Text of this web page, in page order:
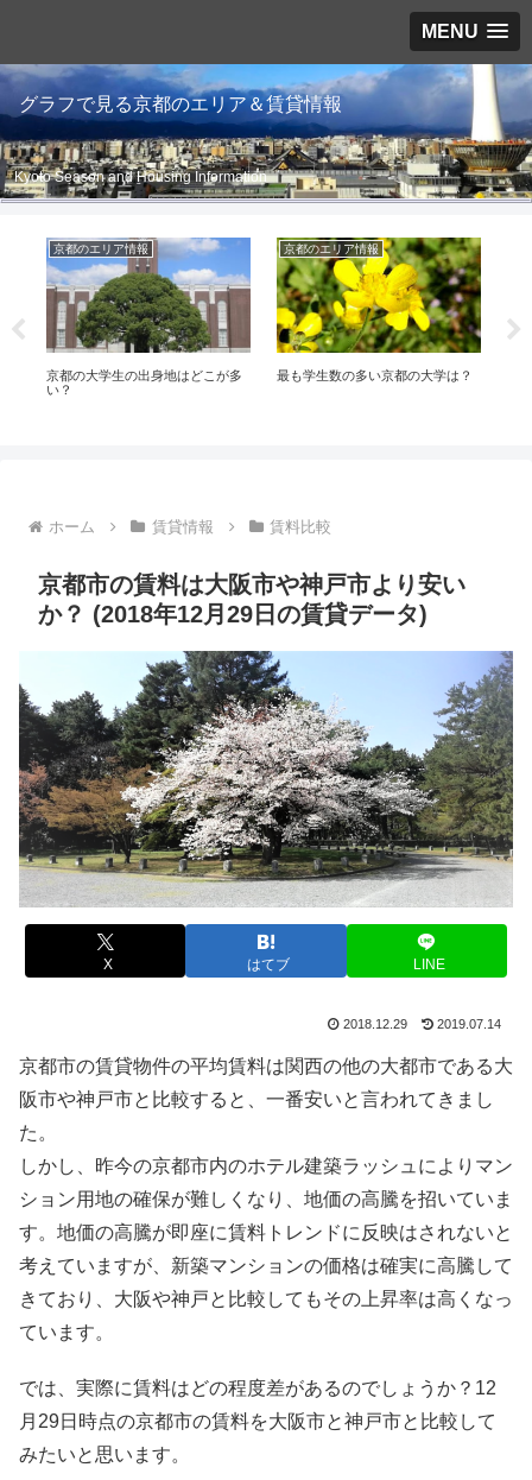
MENU
グラフで見る京都のエリア＆賃貸情報
Kyoto Season and Housing Information
京都のエリア情報
京都の大学生の出身地はどこが多
い？
京都のエリア情報
最も学生数の多い京都の大学は？
ホーム 賃貸情報 賃料比較
京都市の賃料は大阪市や神戸市より安い
か？ (2018年12月29日の賃貸データ)
X はてブ LINE
2018.12.29 2019.07.14
京都市の賃貸物件の平均賃料は関西の他の大都市である大
阪市や神戸市と比較すると、一番安いと言われてきまし
た。
しかし、昨今の京都市内のホテル建築ラッシュによりマン
ション用地の確保が難しくなり、地価の高騰を招いていま
す。地価の高騰が即座に賃料トレンドに反映はされないと
考えていますが、新築マンションの価格は確実に高騰して
きており、大阪や神戸と比較してもその上昇率は高くなっ
ています。
では、実際に賃料はどの程度差があるのでしょうか？12
月29日時点の京都市の賃料を大阪市と神戸市と比較して
みたいと思います。